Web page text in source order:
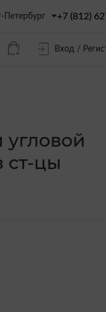
Петербург +7 (812)
Вход /
ст-цы